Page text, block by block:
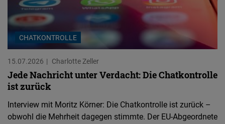
CHATKONTROLLE
15.07.2026 Charlotte Zeller
Jede Nachricht unter Verdacht: Die Chatkontrolle
ist zurück
Interview mit Moritz Körner: Die Chatkontrolle ist zurück –
obwohl die Mehrheit dagegen stimmte. Der EU-Abgeordnete